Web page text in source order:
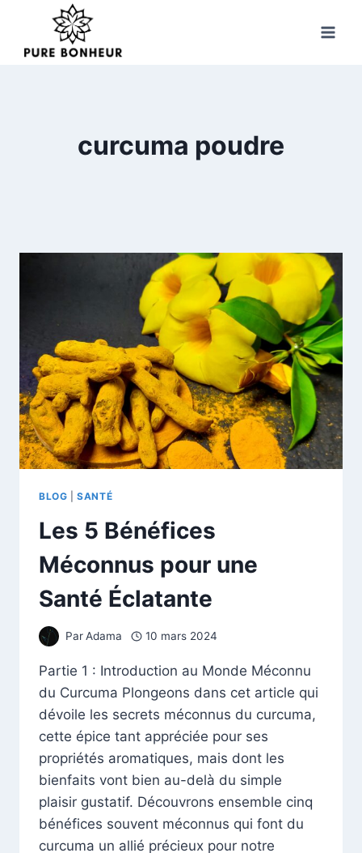
content
curcuma poudre
BLOG |SANTÉ
Les 5 Bénéfices
Méconnus pour une
Santé Éclatante
ParAdama 10 mars 2024
Partie 1 : Introduction au Monde Méconnu
du Curcuma Plongeons dans cet article qui
dévoile les secrets méconnus du curcuma,
cette épice tant appréciée pour ses
propriétés aromatiques, mais dont les
bienfaits vont bien au-delà du simple
plaisir gustatif. Découvrons ensemble cinq
bénéfices souvent méconnus qui font du
curcuma un allié précieux pour notre